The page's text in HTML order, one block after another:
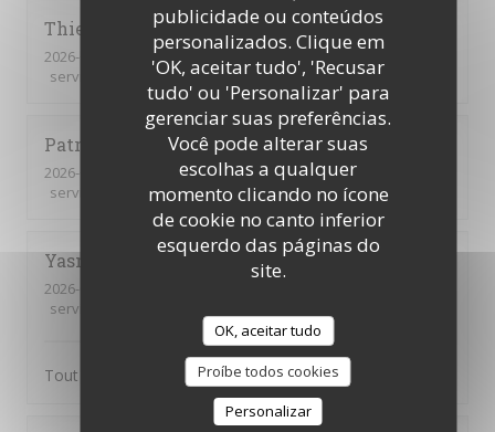
publicidade ou conteúdos
personalizados. Clique em
'OK, aceitar tudo', 'Recusar
tudo' ou 'Personalizar' para
gerenciar suas preferências.
Você pode alterar suas
escolhas a qualquer
momento clicando no ícone
de cookie no canto inferior
esquerdo das páginas do
site.
OK, aceitar tudo
Proíbe todos cookies
Personalizar
Thierry
2026-07-09
- 12:30 - guests 2
service
ambience:5/5 menu:5/5 quality_price
Patrick
2026-07-09
- 12:15 - guests 16
service
ambience:5/5 menu:5/5 quality_price
Yasmina
2026-07-07
service
Tout était parfait comme d’habitude